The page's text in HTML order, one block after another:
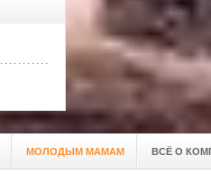
МОЛОДЫМ МАМАМ ВСЁ О